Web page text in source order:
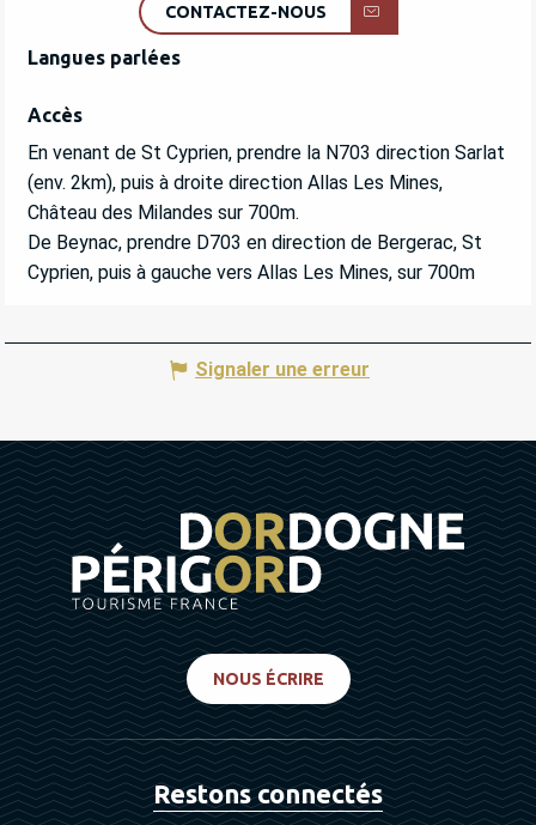
CONTACTEZ-NOUS
Langues parlées
Langues parlées
Accès
Accès
En venant de St Cyprien, prendre la N703 direction Sarlat
(env. 2km), puis à droite direction Allas Les Mines,
Château des Milandes sur 700m.
De Beynac, prendre D703 en direction de Bergerac, St
Cyprien, puis à gauche vers Allas Les Mines, sur 700m
Signaler une erreur
NOUS ÉCRIRE
Restons connectés